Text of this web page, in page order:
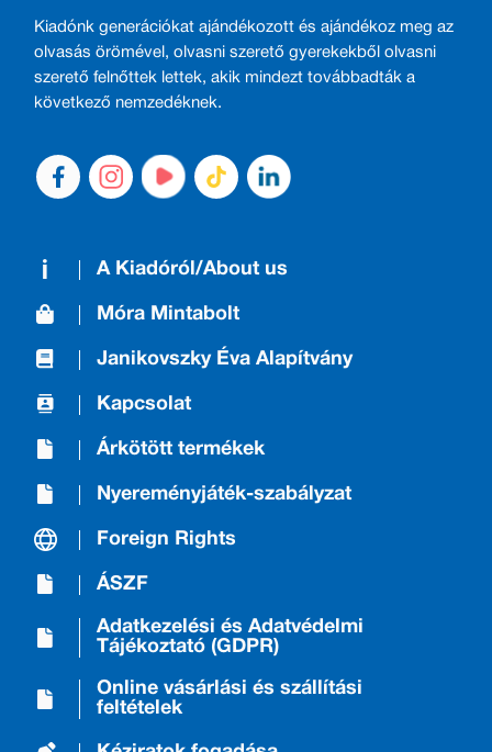
Kiadónk generációkat ajándékozott és ajándékoz meg az
olvasás örömével, olvasni szerető gyerekekből olvasni
szerető felnőttek lettek, akik mindezt továbbadták a
következő nemzedéknek.
A Kiadóról/About us
Móra Mintabolt
Janikovszky Éva Alapítvány
Kapcsolat
Árkötött termékek
Nyereményjáték-szabályzat
Foreign Rights
ÁSZF
Adatkezelési és Adatvédelmi
Tájékoztató (GDPR)
Online vásárlási és szállítási
feltételek